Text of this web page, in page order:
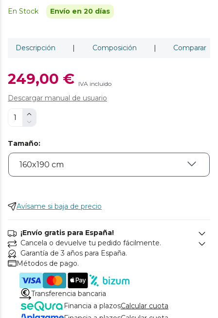
En Stock Envío en 20 días
Descripción | Composición | Comparar
249,00 € IVA incluido
Descargar manual de usuario
Tamaño:
Avísame si baja de precio
¡Envío gratis para España!
Cancela o devuelve tu pedido fácilmente.
Garantía de 3 años para España.
Métodos de pago.
Transferencia bancaria
Financia a plazosCalcular cuota